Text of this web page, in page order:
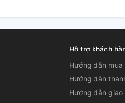
Hỗ trợ khách
Hướng dẫn mua
Hướng dẫn
Hướng dẫn giao